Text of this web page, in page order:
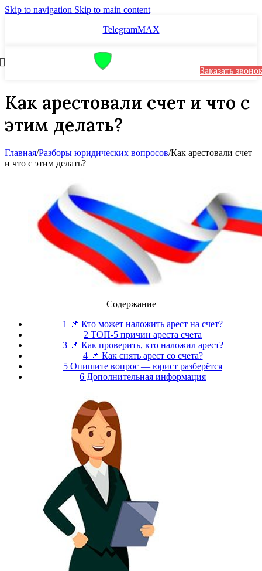
Skip to navigation Skip to main content
TelegramMAX
Заказать
Как арестовали счет и что с
этим делать?
Главная/Разборы юридических вопросов/Как арестовали счет
и что с этим делать?
Содержание
1 📌 Кто может наложить арест на счет?
2 ТОП-5 причин ареста счета
3 📌 Как проверить, кто наложил арест?
4 📌 Как снять арест со счета?
5 Опишите вопрос — юрист разберётся
6 Дополнительная информация